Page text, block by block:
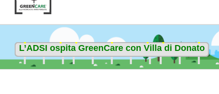
L’ADSI ospita GreenCare con Villa di Donato